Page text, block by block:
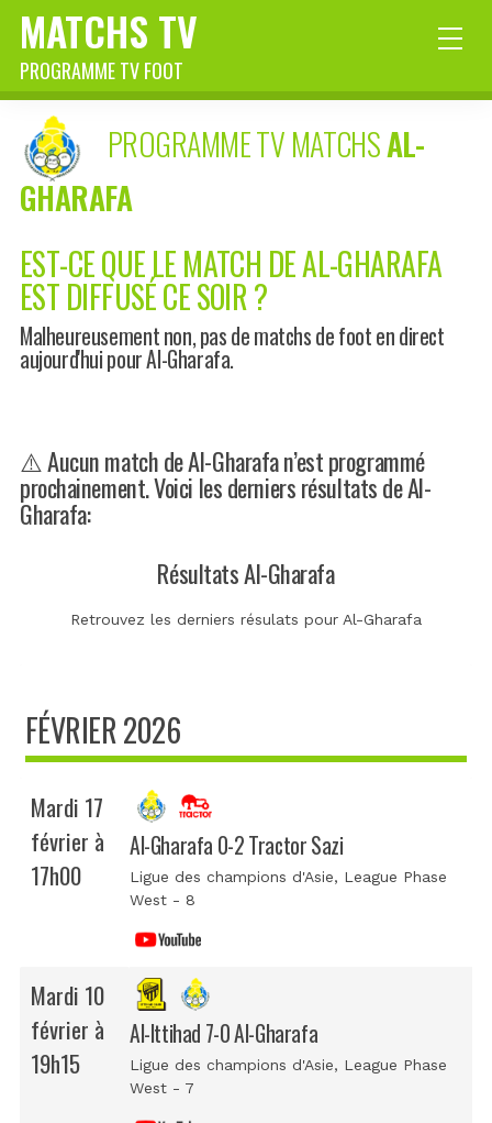
MATCHS TV
PROGRAMME TV FOOT
PROGRAMME TV MATCHSAL-
GHARAFA
EST-CE QUE LE MATCH DE AL-GHARAFA
EST DIFFUSÉ CE SOIR ?
Malheureusement non, pas de matchs de foot en direct
aujourd'hui pour Al-Gharafa.
⚠️ Aucun match de Al-Gharafa n’est programmé
prochainement. Voici les derniers résultats de Al-
Gharafa:
Résultats Al-Gharafa
Retrouvez les derniers résulats pour Al-Gharafa
FÉVRIER 2026
Mardi 17
février à
17h00
Al-Gharafa 0-2 Tractor Sazi
Ligue des champions d'Asie, League Phase
West - 8
Mardi 10
février à
19h15
Al-Ittihad 7-0 Al-Gharafa
Ligue des champions d'Asie, League Phase
West - 7